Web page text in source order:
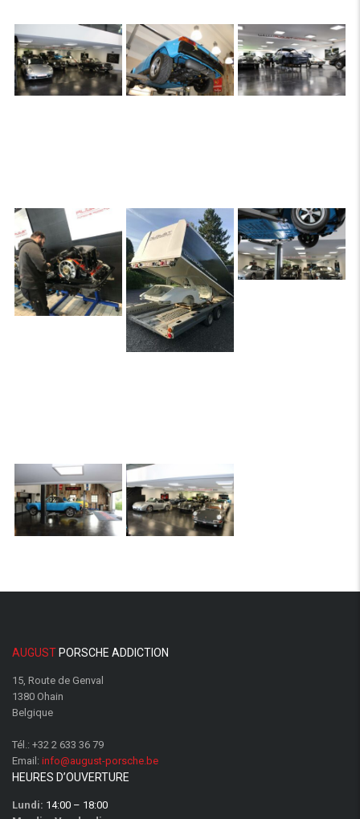
AUGUST PORSCHE ADDICTION
15, Route de Genval
1380 Ohain
Belgique
Tél.: +32 2 633 36 79
Email: info@august-porsche.be
HEURES D’OUVERTURE
Lundi: 14:00 – 18:00